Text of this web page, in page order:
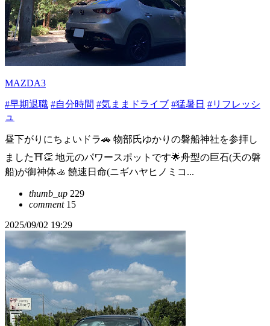
MAZDA3
#早期退職 #自分時間 #気ままドライブ #猛暑日 #リフレッシ
ュ
昼下がりにちょいドラ🚗 物部氏ゆかりの磐船神社を参拝し
ました⛩️👏 地元のパワースポットです🌟舟型の巨石(天の磐
船)が御神体🚣 饒速日命(ニギハヤヒノミコ...
thumb_up 229
comment15
2025/09/02 19:29